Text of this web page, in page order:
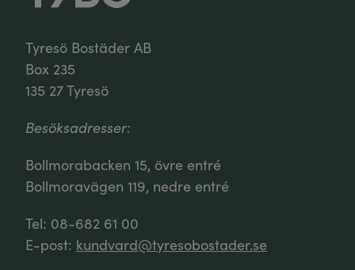
Tyresö Bostäder AB
Box 235
135 27 Tyresö
Besöksadresser:
Bollmorabacken 15, övre entré
Bollmoravägen 119, nedre entré
Tel: 08-682 61 00
E-post: kundvard@tyresobostader.se